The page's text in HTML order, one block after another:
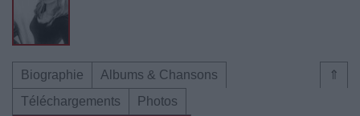
⇑
Biographie
Albums & Chansons
Téléchargements
Photos